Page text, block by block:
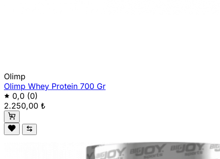
Olimp
Olimp Whey Protein 700 Gr
0,0 (0)
2.250,00 ₺